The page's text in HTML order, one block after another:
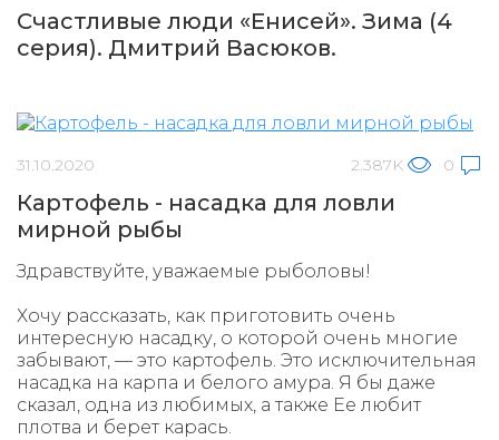
Счастливые люди «Енисей». Зима (4
серия). Дмитрий Васюков.
31.10.2020 2.387K 0
Картофель - насадка для ловли
мирной рыбы
Здравствуйте, уважаемые рыболовы!
Хочу рассказать, как приготовить очень
интересную насадку, о которой очень многие
забывают, — это картофель. Это исключительная
насадка на карпа и белого амура. Я бы даже
сказал, одна из любимых, а также Ее любит
плотва и берет карась.